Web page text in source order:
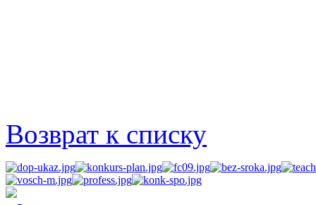
Возврат к списку